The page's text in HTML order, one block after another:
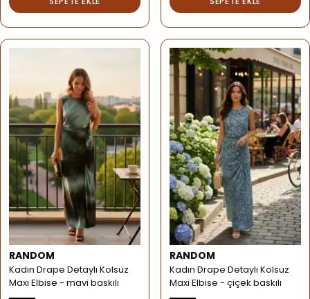
RANDOM
Kadın Drape Detaylı Kolsuz
Maxi Elbise - mavi baskılı
RANDOM
Kadın Drape Detaylı Kolsuz
Maxi Elbise - çiçek baskılı